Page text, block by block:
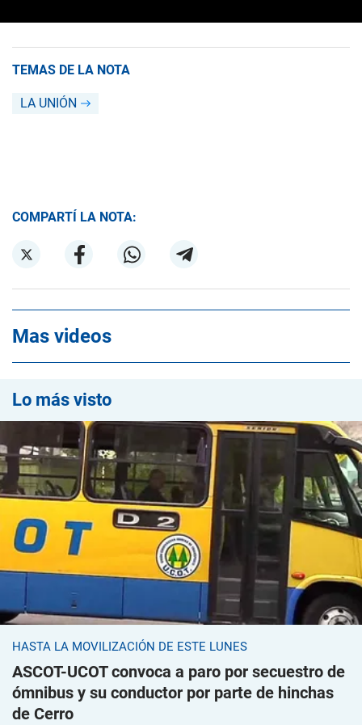
TEMAS DE LA NOTA
LA UNIÓN
COMPARTÍ LA NOTA:
Mas videos
Lo más visto
HASTA LA MOVILIZACIÓN DE ESTE LUNES
ASCOT-UCOT convoca a paro por secuestro de
ómnibus y su conductor por parte de hinchas
de Cerro